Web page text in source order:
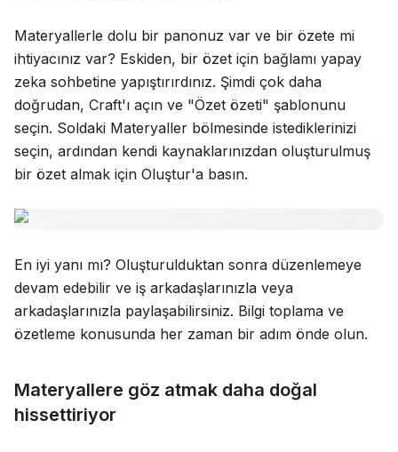
Materyallerle dolu bir panonuz var ve bir özete mi
ihtiyacınız var? Eskiden, bir özet için bağlamı yapay
zeka sohbetine yapıştırırdınız. Şimdi çok daha
doğrudan, Craft'ı açın ve "Özet özeti" şablonunu
seçin. Soldaki Materyaller bölmesinde istediklerinizi
seçin, ardından kendi kaynaklarınızdan oluşturulmuş
bir özet almak için Oluştur'a basın.
En iyi yanı mı? Oluşturulduktan sonra düzenlemeye
devam edebilir ve iş arkadaşlarınızla veya
arkadaşlarınızla paylaşabilirsiniz. Bilgi toplama ve
özetleme konusunda her zaman bir adım önde olun.
Materyallere göz atmak daha doğal
hissettiriyor